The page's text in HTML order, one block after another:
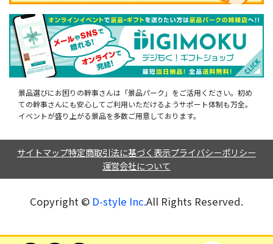
景品選びにお困りの幹事さんは「景品パーク」をご活用ください。初め
ての幹事さんにも安心してご利用いただけるようサポート体制も万全。
イベントが盛り上がる景品を多数ご用意しております。
サイトマップ特定商取引法に基づく表示プライバシーポリシー
運営会社について
Copyright ©︎ D-style Inc.All Rights Reserved.